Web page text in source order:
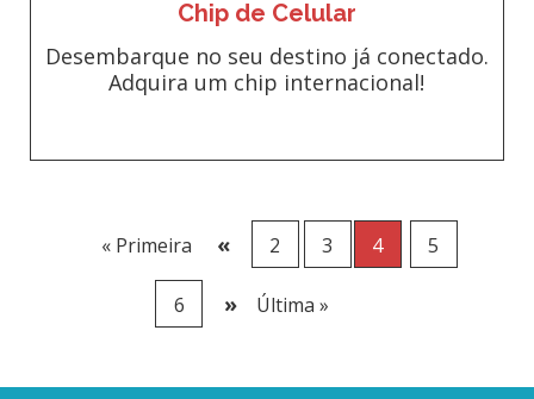
Chip de Celular
Desembarque no seu destino já conectado.
Adquira um chip internacional!
« Primeira « 2 3 4 5
6 » Última »